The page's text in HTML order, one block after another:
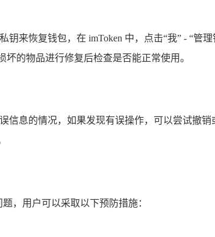
来恢复钱包，在 imToken 中，点击“我” - “管
的物品进行修复后检查是否能正常使用。
信息的情况，如果发现有误操作，可以尝试撤
，用户可以采取以下预防措施：